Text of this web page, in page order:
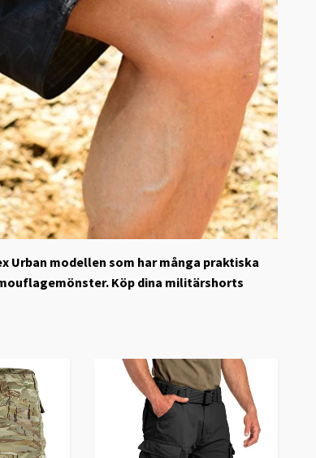
Urban modellen som har många praktiska
Köp dina militärshorts